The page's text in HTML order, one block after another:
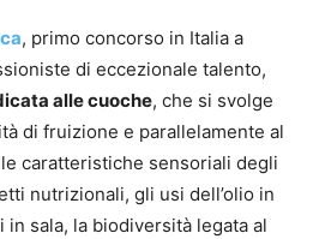
, primo concorso in Italia a
di eccezionale talento,
alle cuoche, che si svolge
di fruizione e parallelamente al
caratteristiche sensoriali degli
nutrizionali, gli usi dell’olio in
sala, la biodiversità legata al